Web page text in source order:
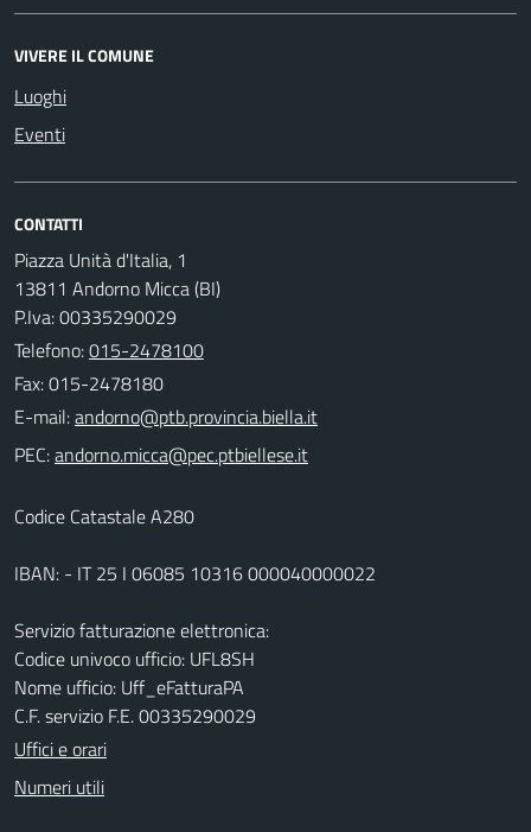
VIVERE IL COMUNE
Luoghi
Eventi
CONTATTI
Piazza Unità d'Italia, 1
13811 Andorno Micca (BI)
P.Iva: 00335290029
Telefono:015-2478100
Fax: 015-2478180
E-mail:
PEC:
Codice Catastale A280
IBAN: - IT 25 I 06085 10316 000040000022
Servizio fatturazione elettronica:
Codice univoco ufficio: UFL8SH
Nome ufficio: Uff_eFatturaPA
C.F. servizio F.E. 00335290029
Uffici e orari
Numeri utili